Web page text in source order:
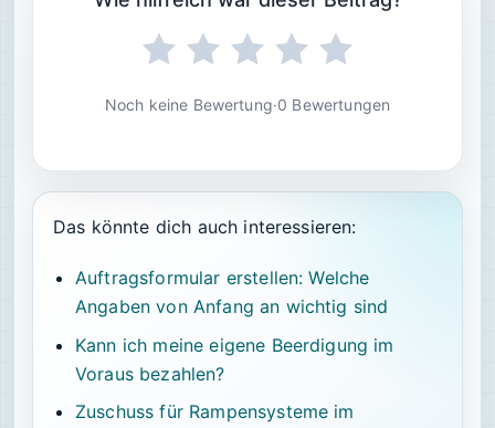
Noch keine Bewertung·0 Bewertungen
Das könnte dich auch interessieren:
Auftragsformular erstellen: Welche
Angaben von Anfang an wichtig sind
Kann ich meine eigene Beerdigung im
Voraus bezahlen?
Zuschuss für Rampensysteme im